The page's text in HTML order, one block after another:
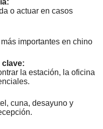
o actuar en casos
importantes en chino
clave:
la estación, la oficina
cuna, desayuno y